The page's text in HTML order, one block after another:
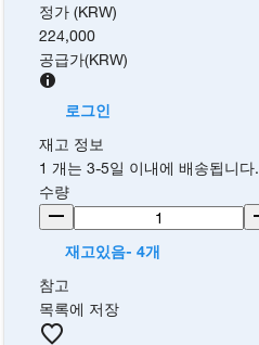
정가 (KRW)
224,000
공급가(KRW)
로그인
재고 정보
1 개는 3-5일 이내에 배송됩니다.
수량
재고있음- 4개
참고
목록에 저장